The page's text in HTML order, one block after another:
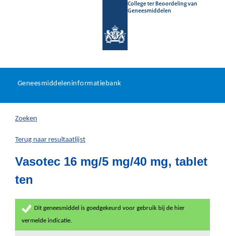
College ter Beoordeling van
Geneesmiddelen
U
hier:
Geneesmiddeleninformatiebank
Zoeken
Terug naar resultaatlijst
Vasotec 16 mg/5 mg/40 mg, tablet
ten
Dit geneesmiddel is goedgekeurd voor gebruik bij de hier
vermelde indicatie.